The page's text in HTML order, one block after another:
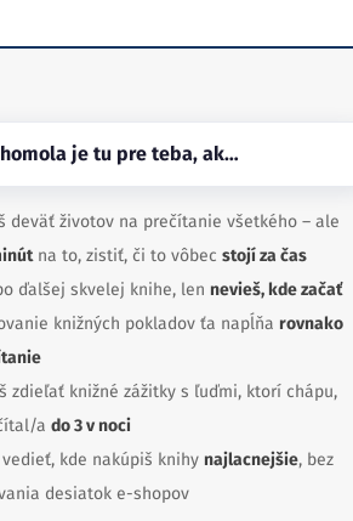
je tu pre teba, ak…
deväť životov na prečítanie všetkého – ale
na to, zistiť, či to vôbec stojí za čas
ďalšej skvelej knihe, len nevieš, kde začať
knižných pokladov ťa napĺňa rovnako
zdieľať knižné zážitky s ľuďmi, ktorí chápu,
a do 3 v noci
vedieť, kde nakúpiš knihy najlacnejšie, bez
desiatok e-shopov